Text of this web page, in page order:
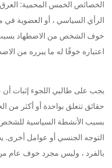
الخصائص الخمس المحمية: العرق
الرأي السياسي ، أو العضوية في
خوف الشخص من الاضطهاد
اعتباره خوفًا له ما يبرره من
يجب على طالبي اللجوء إثبات
حقائق تتعلق بواحدة أو أكثر من
بسبب الأنشطة السياسية للشخص
التوجه الجنسي أو عوامل
بالفرد ، وليس مجرد خوف عام